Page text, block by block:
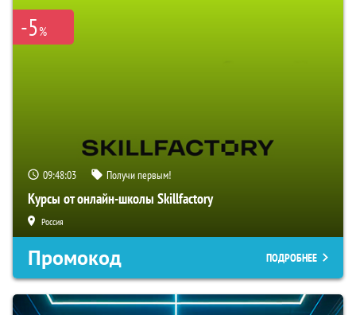
-5%
09:48:02 Получи первым!
Курсы от онлайн-школы Skillfactory
Россия
Промокод ПОДРОБНЕЕ